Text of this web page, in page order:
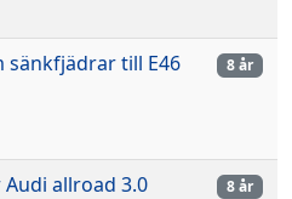
sänkfjädrar till E46
8 år
allroad 3.0 8 år